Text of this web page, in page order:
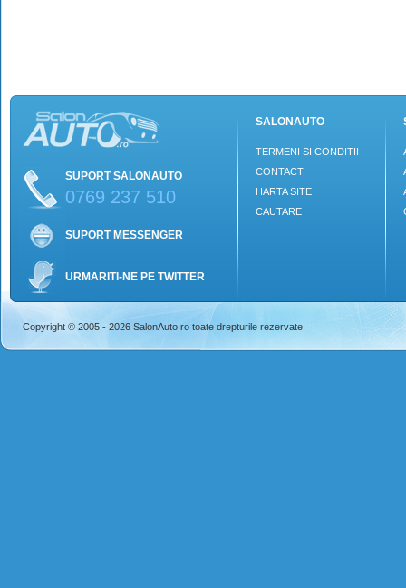
SUPORT SALONAUTO
0769 237 510
SUPORT MESSENGER
URMARITI-NE PE TWITTER
SALONAUTO
TERMENI SI CONDITII
CONTACT
HARTA SITE
CAUTARE
Copyright © 2005 - 2026 SalonAuto.ro toate drepturile rezervate.